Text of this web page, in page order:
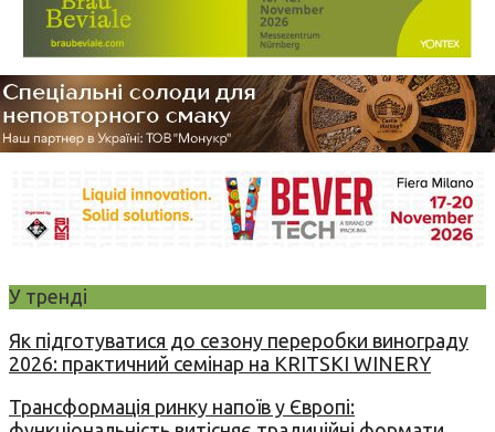
У тренді
Як підготуватися до сезону переробки винограду
2026: практичний семінар на KRITSKI WINERY
Трансформація ринку напоїв у Європі: